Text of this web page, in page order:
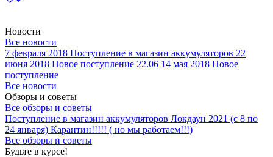
Новости
Все новости
7 февраля 2018 Поступление в магазин аккумуляторов 22
июня 2018 Новое поступление 22.06 14 мая 2018 Новое
поступление
Все новости
Обзоры и советы
Все обзоры и советы
Поступление в магазин аккумуляторов Локдаун 2021 (с 8 по
24 января) Карантин!!!!! ( но мы работаем!!!)
Все обзоры и советы
Будьте в курсе!